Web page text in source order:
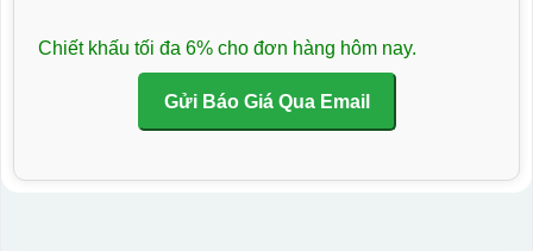
Chiết khấu tối đa 6% cho đơn hàng hôm nay.
Gửi Báo Giá Qua Email